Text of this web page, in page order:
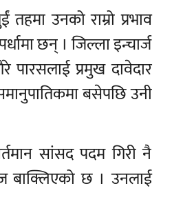
उनको राम्रो प्रभाव
छन् । जिल्ला इन्चार्ज
पारसलाई प्रमुख दावेदार
बसेपछि उनी
सांसद पदम गिरी नै
बाक्लिएको छ । उनलाई